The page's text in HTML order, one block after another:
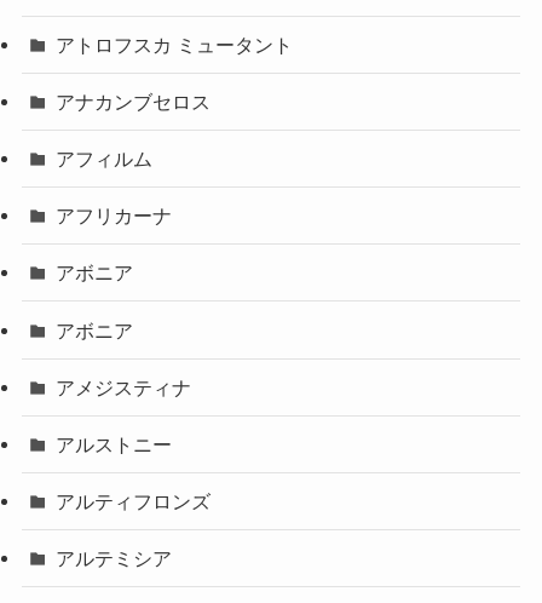
アトロフスカ ミュータント
アナカンブセロス
アフィルム
アフリカーナ
アボニア
アボニア
アメジスティナ
アルストニー
アルティフロンズ
アルテミシア